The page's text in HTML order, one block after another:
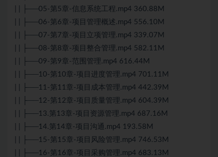
| | ├──05-第5章-信息系统工程.mp4 360.88M
| | ├──06-第6章-项目管理概述.mp4 556.10M
| | ├──07-第7章-项目立项管理.mp4 339.07M
| | ├──08-第8章-项目整合管理.mp4 582.11M
| | ├──09-第9章-范围管理.mp4 616.44M
| | ├──10-第10章-项目进度管理.mp4 701.11M
| | ├──11-第11章-项目成本管理.mp4 442.39M
| | ├──12-第12章-项目质量管理.mp4 604.39M
| | ├──13.第13章-项目资源管理.mp4 687.16M
| | ├──14.第14章-项目沟通.mp4 193.58M
| | ├──15-第15章-项目风险管理.mp4 746.53M
| | ├──16-第16章-项目采购管理.mp4 683.13M